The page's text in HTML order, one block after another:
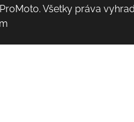
Všetky práva